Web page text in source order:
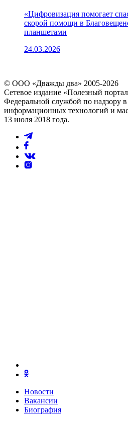
«Цифровизация помогает
скорой помощи в
планшетами
24.03.2026
© ООО «Дважды два» 2005-2026
Сетевое издание «Полезный
Федеральной службой по надзору
информационных технологий и
13 июля 2018 года.
Новости
Вакансии
Биография